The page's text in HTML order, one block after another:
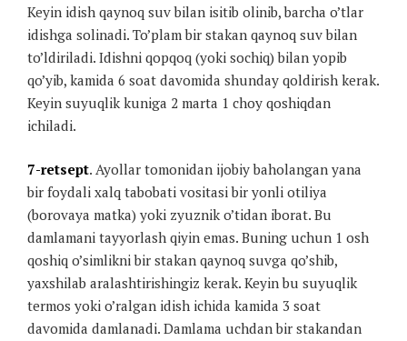
Keyin idish qaynoq suv bilan isitib olinib, barcha o’tlar
idishga solinadi. To’plam bir stakan qaynoq suv bilan
to’ldiriladi. Idishni qopqoq (yoki sochiq) bilan yopib
qo’yib, kamida 6 soat davomida shunday qoldirish kerak.
Keyin suyuqlik kuniga 2 marta 1 choy qoshiqdan
ichiladi.
7-retsept. Ayollar tomonidan ijobiy baholangan yana
bir foydali xalq tabobati vositasi bir yonli otiliya
(borovaya matka) yoki zyuznik o’tidan iborat. Bu
damlamani tayyorlash qiyin emas. Buning uchun 1 osh
qoshiq o’simlikni bir stakan qaynoq suvga qo’shib,
yaxshilab aralashtirishingiz kerak. Keyin bu suyuqlik
termos yoki o’ralgan idish ichida kamida 3 soat
davomida damlanadi. Damlama uchdan bir stakandan